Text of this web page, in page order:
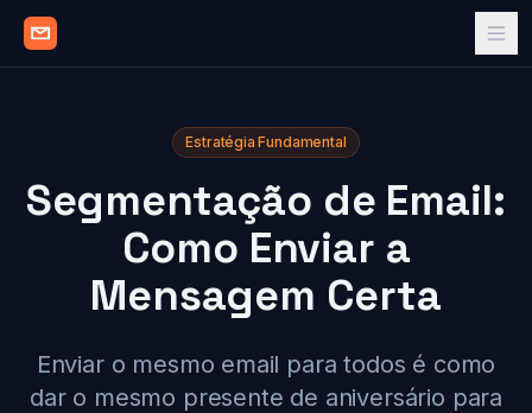
Estratégia Fundamental
Segmentação de Email:
Como Enviar a
Mensagem Certa
Enviar o mesmo email para todos é como
dar o mesmo presente de aniversário para